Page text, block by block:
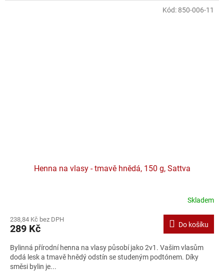
Henna na vlasy - tmavě hnědá, 150 g, Sattva
Skladem
238,84 Kč bez DPH
289 Kč Do košíku
Bylinná přírodní henna na vlasy působí jako 2v1. Vašim vlasům
dodá lesk a tmavě hnědý odstín se studeným podtónem. Díky
směsi bylin je...
Kód: 850-006-11